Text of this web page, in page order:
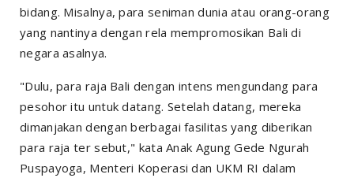
bidang. Misalnya, para seniman dunia atau orang-orang
yang nantinya dengan rela mempromosikan Bali di
negara asalnya.
"Dulu, para raja Bali dengan intens mengundang para
pesohor itu untuk datang. Setelah datang, mereka
dimanjakan dengan berbagai fasilitas yang diberikan
para raja ter sebut," kata Anak Agung Gede Ngurah
Puspayoga, Menteri Koperasi dan UKM RI dalam